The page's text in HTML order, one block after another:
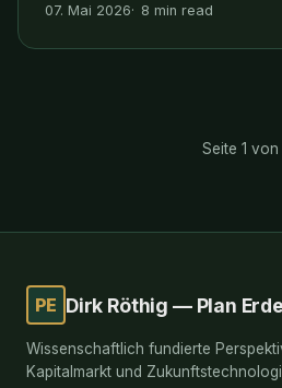
07. Mai 2026 8 min read
Seite 1 von
PE Dirk Röthig — Plan Erde
Wissenschaftlich fundierte
Kapitalmarkt und